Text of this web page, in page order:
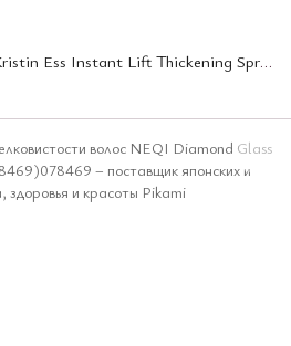
Спрей для объема волос Kristin Ess Instant Lift Thickening Spray 250 мл (159686)